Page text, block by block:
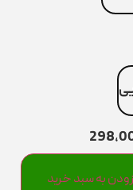
به سبد خرید